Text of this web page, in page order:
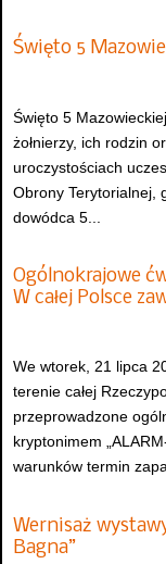
Święto 5
Święto 5
żołnierzy, ich rodzin
uroczystościach
Obrony Terytorialnej,
dowódca 5...
Ogólnokrajowe
W całej Polsce
We wtorek, 21 lipca
terenie całej
przeprowadzone
kryptonimem
warunków termin
Wernisaż
Bagna”